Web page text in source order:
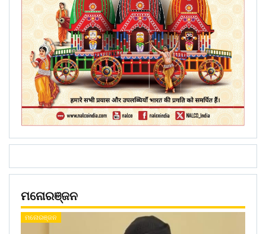
ମନୋରଞ୍ଜନ
ମନୋରଞ୍ଜନ